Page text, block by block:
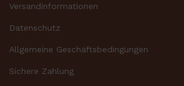
Versandinformationen
Datenschutz
Allgemeine Geschäftsbedingungen
Sichere Zahlung